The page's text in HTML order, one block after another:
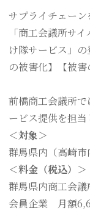
サプライチェーン
「商工会議所サ
け隊サービス」
の被害化】【被
前橋商工会議所
ービス提供を担当
＜対象＞
群馬県内（高崎
＜料金（税込）＞
群馬県内商工会
会員企業 月額